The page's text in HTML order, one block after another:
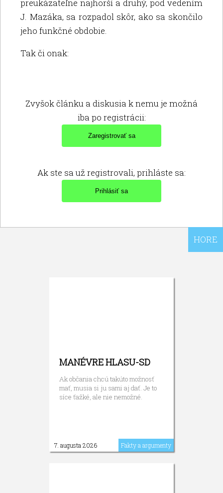
HORE
preukázateľne najhorší a druhý, pod vedením
J. Mazáka, sa rozpadol skôr, ako sa skončilo
jeho funkčné obdobie.
Tak či onak:
Zvyšok článku a diskusia k nemu je možná
iba po registrácii:
Ak ste sa už registrovali, prihláste sa:
MANÉVRE HLASU-SD
Ak občania chcú takúto možnosť
mať, musia si ju sami aj dať. Je to
síce ťažké, ale nie nemožné.
7. augusta 2026 Fakty a argumenty